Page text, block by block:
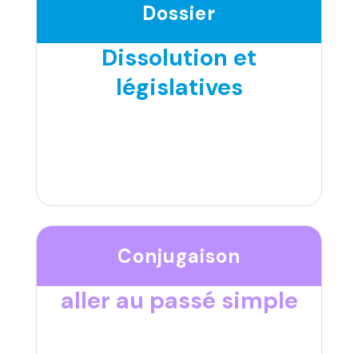
Dossier
Dissolution et
législatives
Conjugaison
aller au passé simple